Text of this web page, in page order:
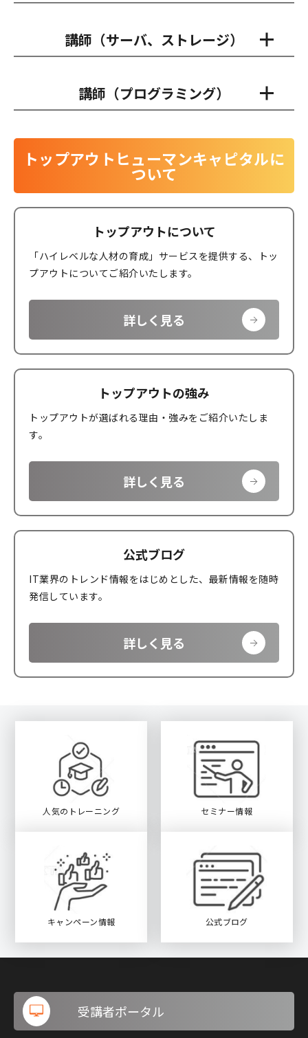
講師（サーバ、ストレージ）
講師（プログラミング）
トップアウトヒューマンキャピタルに
ついて
トップアウトについて
「ハイレベルな人材の育成」サービスを提供する、トッ
プアウトについてご紹介いたします。
詳しく見る
トップアウトの強み
トップアウトが選ばれる理由・強みをご紹介いたしま
す。
詳しく見る
公式ブログ
IT業界のトレンド情報をはじめとした、最新情報を随時
発信しています。
詳しく見る
人気のトレーニング セミナー情報
キャンペーン情報 公式ブログ
受講者ポータル